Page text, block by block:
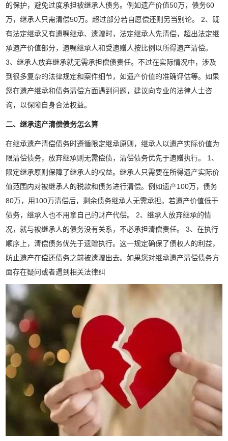
的保护，避免过度承担被继承人债务。例如遗产价值50万，债务60
万，继承人只需清偿50万。超过部分若自愿偿还则另当别论。 2、既
有法定继承又有遗嘱继承、遗赠时，法定继承人先清偿，超出法定继
承遗产价值部分，遗嘱继承人和受遗赠人按比例以所得遗产清偿。
3、继承人放弃继承就无需承担偿债责任。不过在实际情况中，涉及
到很多复杂的法律规定和案件细节，如遗产价值的准确评估等。如果
您在遗产继承和债务清偿方面遇到问题，建议向专业的法律人士咨
询，以保障自身合法权益。
二、继承遗产清偿债务怎么算
在继承遗产清偿债务时遵循限定继承原则，继承人以遗产实际价值为
限清偿债务，放弃继承则无需偿债，清偿债务优先于遗赠执行。 1、
限定继承原则保障了继承人的权益。继承人只需要在所得遗产实际价
值范围内对被继承人的税款和债务进行清偿。例如遗产100万，债务
80万，用100万清偿后，剩余债务继承人无需承担。若遗产价值低于
债务，继承人也不用拿自己的财产代偿。 2、继承人放弃继承的情
况，就与被继承人的债务没有关系，不必承担清偿责任。 3、在执行
顺序上，清偿债务优先于遗赠执行。这一规定确保了债权人的利益，
防止遗产在偿还债务之前被遗赠出去。如果您对继承遗产清偿债务方
面存在疑问或者遇到相关法律纠